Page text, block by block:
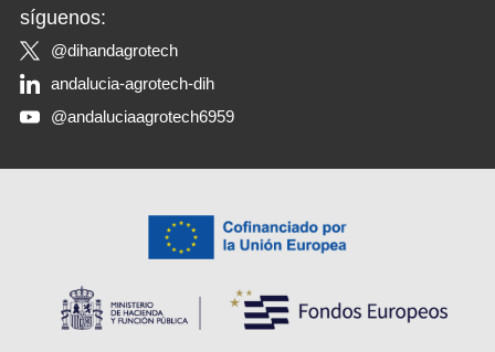
síguenos:
@dihandagrotech
andalucia-agrotech-dih
@andaluciaagrotech6959